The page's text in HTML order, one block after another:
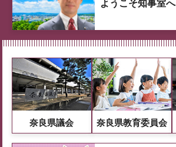
ようこそ知事室へ
奈良県議会 奈良県教育委員会